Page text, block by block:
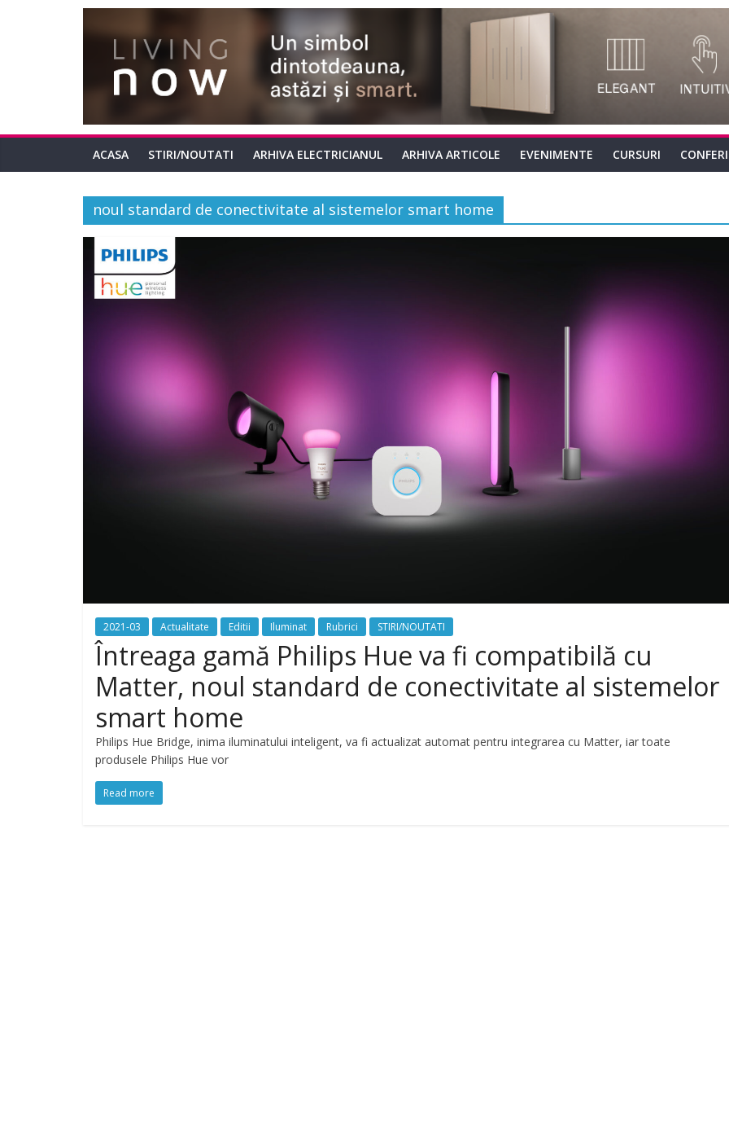
ACASA STIRI/NOUTATI ARHIVA ELECTRICIANUL ARHIVA ARTICOLE EVENIMENTE CURSURI
noul standard de conectivitate al sistemelor smart home
2021-03 Actualitate Editii Iluminat Rubrici STIRI/NOUTATI
Întreaga gamă Philips Hue va fi compatibilă cu
Matter, noul standard de conectivitate al sistemelor
smart home
Philips Hue Bridge, inima iluminatului inteligent, va fi actualizat automat pentru integrarea cu Matter, iar toate
produsele Philips Hue vor
Read more